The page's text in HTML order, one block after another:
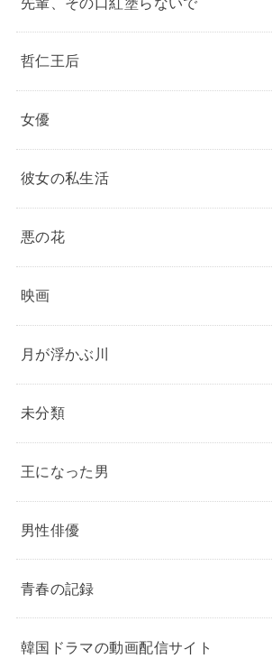
哲仁王后
女優
彼女の私生活
悪の花
映画
月が浮かぶ川
未分類
王になった男
男性俳優
青春の記録
韓国ドラマの動画配信サイト